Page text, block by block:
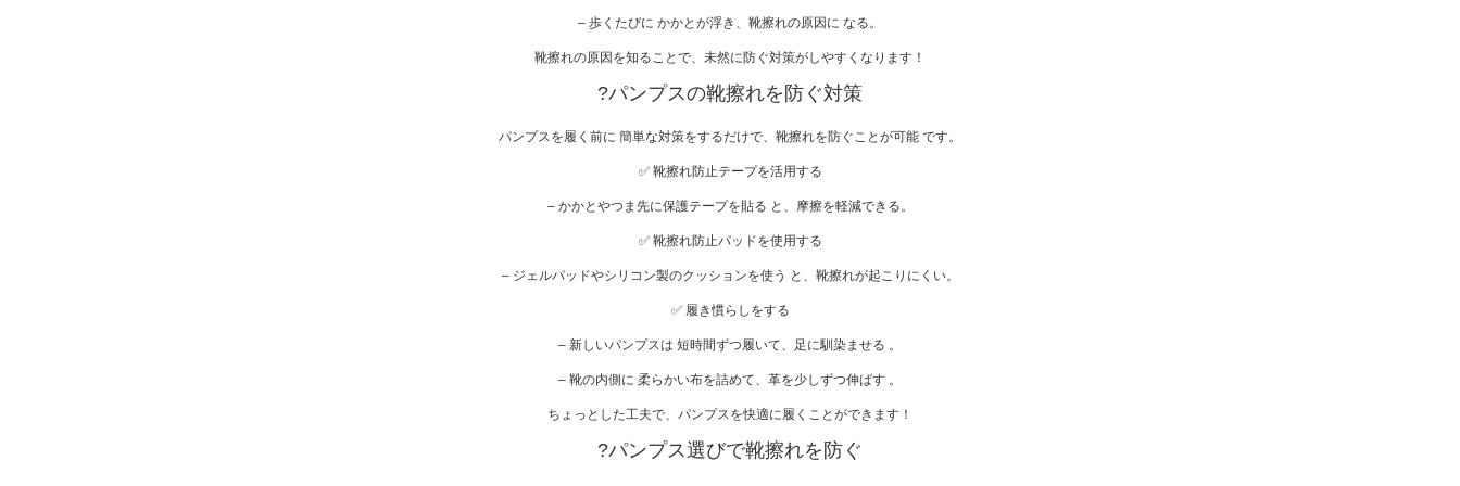
– 歩くたびに かかとが浮き、靴擦れの原因に なる。
靴擦れの原因を知ることで、未然に防ぐ対策がしやすくなります！
?パンプスの靴擦れを防ぐ対策
パンプスを履く前に 簡単な対策をするだけで、靴擦れを防ぐことが可能 です。
✅ 靴擦れ防止テープを活用する
– かかとやつま先に保護テープを貼る と、摩擦を軽減できる。
✅ 靴擦れ防止パッドを使用する
– ジェルパッドやシリコン製のクッションを使う と、靴擦れが起こりにくい。
✅ 履き慣らしをする
– 新しいパンプスは 短時間ずつ履いて、足に馴染ませる 。
– 靴の内側に 柔らかい布を詰めて、革を少しずつ伸ばす 。
ちょっとした工夫で、パンプスを快適に履くことができます！
?パンプス選びで靴擦れを防ぐ